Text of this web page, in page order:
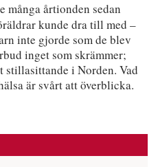
många årtionden sedan
kunde dra till med –
inte gjorde som de blev
inget som skrämmer;
stillasittande i Norden. Vad
är svårt att överblicka.